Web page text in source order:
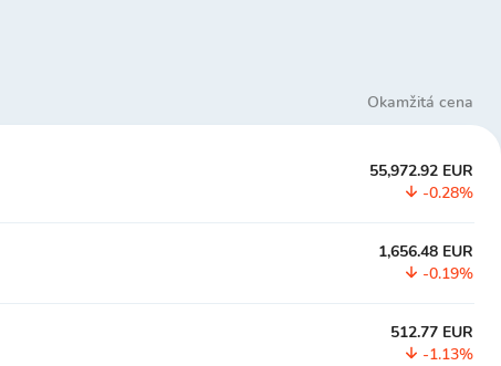
Okamžitá cena
55,972.92 EUR
-0.28%
1,656.48 EUR
-0.19%
512.77 EUR
-1.13%